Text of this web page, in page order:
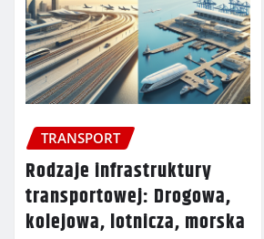
TRANSPORT
Rodzaje infrastruktury
transportowej: Drogowa,
kolejowa, lotnicza, morska